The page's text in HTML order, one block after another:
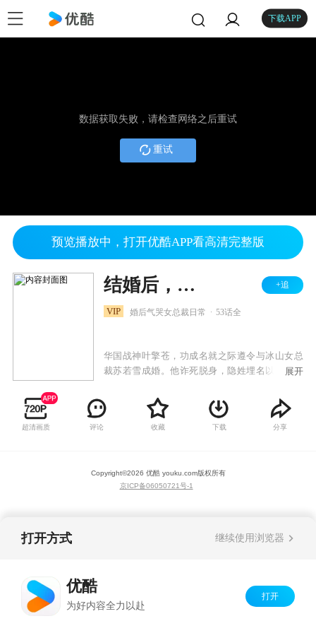
下载APP
数据获取失败，请检查网络之后重试
重试
预览播放中，打开优酷APP看高清完整版
结婚后，我把冰山女总裁气哭了 +追
VIP 婚后气哭女总裁日常 53话全
华国战神叶擎苍，功成名就之际遵令与冰山女总
裁苏若雪成婚。他诈死脱身，隐姓埋名以厨子身
却为离婚花样百出。相处中，感情悄然滋长。苏
若雪接连遭遇刺杀，危机四伏；叶擎苍身份也渐
露端倪。从最初的针锋相对，到后来的相互理
展开
超清画质 评论 收藏 下载 分享
Copyright©2026 优酷 youku.com版权所有
京ICP备06050721号-1
打开方式 继续使用浏览器
优酷
为好内容全力以赴
打开